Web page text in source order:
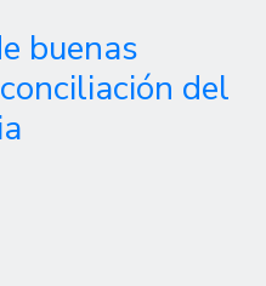
buenas
del